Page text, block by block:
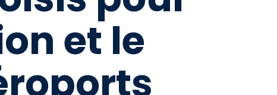
et le